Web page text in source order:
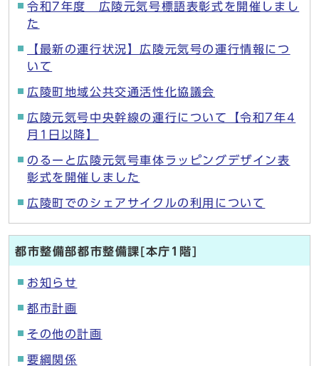
令和7年度 広陵元気号標語表彰式を開催しまし
た
【最新の運行状況】広陵元気号の運行情報につ
いて
広陵町地域公共交通活性化協議会
広陵元気号中央幹線の運行について【令和7年4
月1日以降】
のるーと広陵元気号車体ラッピングデザイン表
彰式を開催しました
広陵町でのシェアサイクルの利用について
都市整備部都市整備課[本庁1階]
お知らせ
都市計画
その他の計画
要綱関係